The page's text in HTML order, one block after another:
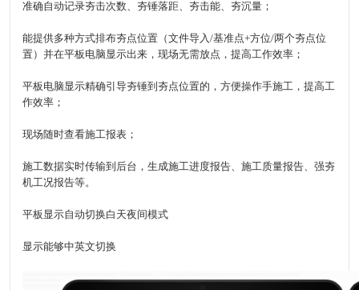
准确自动记录夯击次数、夯锤落距、夯击能、夯沉量；
能提供多种方式排布夯点位置（文件导入/基准点+方位/两个夯点位
置）并在平板电脑显示出来，现场无需放点，提高工作效率；
平板电脑显示精确引导夯锤到夯点位置的，方便操作手施工，提高工
作效率；
现场随时查看施工报表；
施工数据实时传输到后台，生成施工进度报告、施工质量报告、强夯
机工况报告等。
平板显示自动切换白天夜间模式
显示能够中英文切换